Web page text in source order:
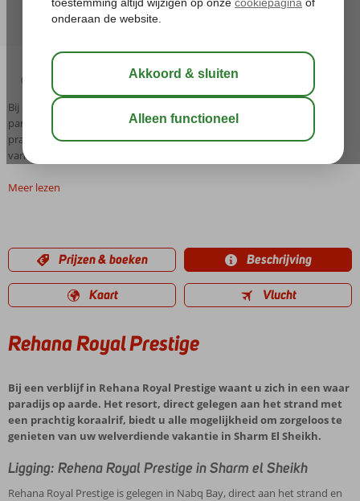
04:45 aug 37°C
Bij een verblijf in Rehana Royal Prestige waant u zich in een waar
paradijs op aarde. Het resort, direct gelegen aan het strand met een
prachtig koraalrif, biedt u alle mogelijkheid om zorgeloos te genieten
van uw welverdiende vakantie in S...
Meer lezen
Prijzen & boeken Beschrijving
Kaart Vlucht
Rehana Royal Prestige
Bij een verblijf in Rehana Royal Prestige waant u zich in een waar
paradijs op aarde. Het resort, direct gelegen aan het strand met
een prachtig koraalrif, biedt u alle mogelijkheid om zorgeloos te
genieten van uw welverdiende vakantie in Sharm El Sheikh.
Ligging: Rehena Royal Prestige in Sharm el Sheikh
Rehana Royal Prestige is gelegen in Nabq Bay, direct aan het strand en